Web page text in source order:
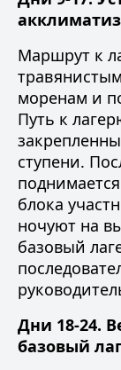
Маршрут к
моренам и
Путь к
ступени.
блока
ночуют на
базовый
Дни 18-24.
базовый